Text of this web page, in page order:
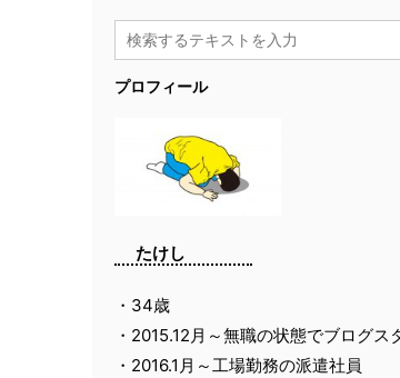
プロフィール
たけし
・34歳
・2015.12月～無職の状態でブログス
・2016.1月～工場勤務の派遣社員